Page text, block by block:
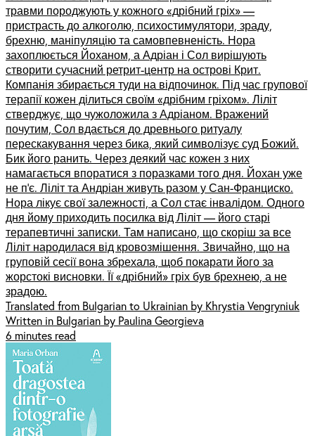
травми породжують у кожного «дрібний гріх» ––
пристрасть до алкоголю, психостимулятори, зраду,
брехню, маніпуляцію та самовпевненість. Нора
захоплюється Йоханом, а Адріан і Сол вирішують
створити сучасний ретрит-центр на острові Крит.
Компанія збирається туди на відпочинок. Під час групової
терапії кожен ділиться своїм «дрібним гріхом». Ліліт
стверджує, що чужоложила з Адріаном. Вражений
почутим, Сол вдається до древнього ритуалу
перескакування через бика, який символізує суд Божий.
Бик його ранить. Через деякий час кожен з них
намагається впоратися з поразками того дня. Йохан уже
не п’є. Ліліт та Андріан живуть разом у Сан-Франциско.
Нора лікує свої залежності, а Сол стає інвалідом. Одного
дня йому приходить посилка від Ліліт –– його старі
терапевтичні записки. Там написано, що скоріш за все
Ліліт народилася від кровозмішення. Звичайно, що на
груповій сесії вона збрехала, щоб покарати його за
жорстокі висновки. Її «дрібний» гріх був брехнею, а не
зрадою.
Translated from Bulgarian to Ukrainian by Khrystia Vengryniuk
Written in Bulgarian by Paulina Georgieva
6 minutes read